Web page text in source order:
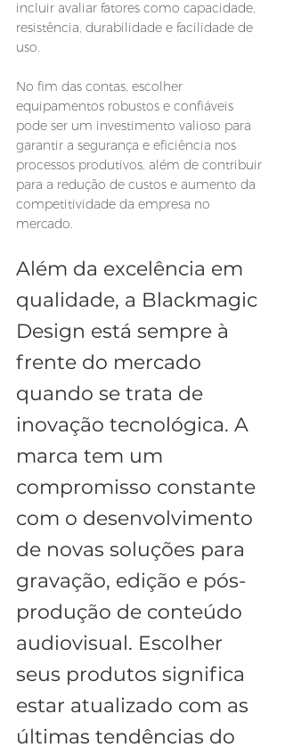
incluir avaliar fatores como capacidade,
resistência, durabilidade e facilidade de
uso.
No fim das contas, escolher
equipamentos robustos e confiáveis
pode ser um investimento valioso para
garantir a segurança e eficiência nos
processos produtivos, além de contribuir
para a redução de custos e aumento da
competitividade da empresa no
mercado.
Além da excelência em
qualidade, a Blackmagic
Design está sempre à
frente do mercado
quando se trata de
inovação tecnológica. A
marca tem um
compromisso constante
com o desenvolvimento
de novas soluções para
gravação, edição e pós-
produção de conteúdo
audiovisual. Escolher
seus produtos significa
estar atualizado com as
últimas tendências do